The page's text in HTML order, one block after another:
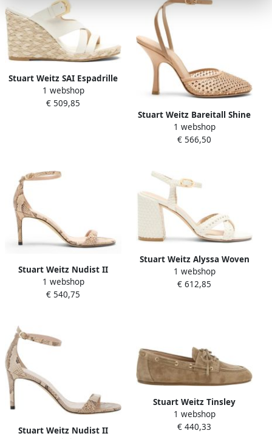
Stuart Weitz SAI Espadrille
Wedge
1 webshop
€ 509,85
Stuart Weitz Bareitall Shine
Pump 100
1 webshop
€ 566,50
Stuart Weitz Nudist II
Sandal 75
1 webshop
€ 540,75
Stuart Weitz Alyssa Woven
Block 85 Sandal
1 webshop
€ 612,85
Stuart Weitz Nudist II
Stuart Weitz Tinsley
Mocassin
1 webshop
€ 440,33